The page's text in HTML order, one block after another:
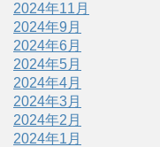
2024年11月
2024年9月
2024年6月
2024年5月
2024年4月
2024年3月
2024年2月
2024年1月